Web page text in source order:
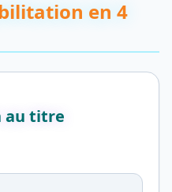
en 4
au titre